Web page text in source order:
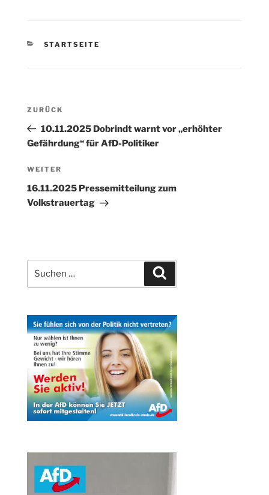
KATEGORIEN
STARTSEITE
Beitragsnavigation
Vorheriger
Beitrag
ZURÜCK
10.11.2025 Dobrindt warnt vor „erhöhter
Gefährdung“ für AfD-Politiker
Nächster
Beitrag
WEITER
16.11.2025 Pressemitteilung zum
Volkstrauertag
nach: